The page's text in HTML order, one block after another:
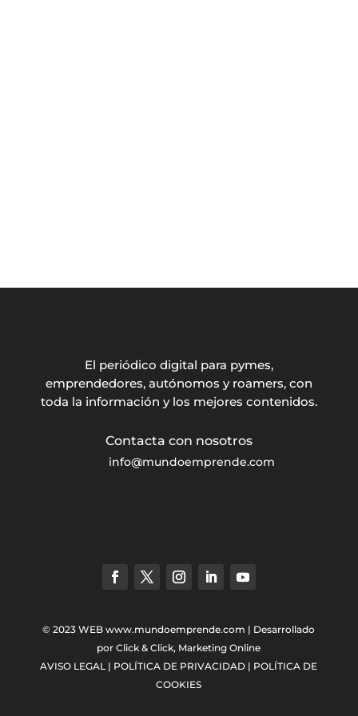
El periódico digital para pymes,
emprendedores, autónomos y roamers, con
toda la información y los mejores contenidos.
info@mundoemprende.com
© 2023 WEBwww.mundoemprende.com | Desarrollado
porClick & Click, Marketing Online
AVISO LEGAL | POLÍTICA DE PRIVACIDAD | POLÍTICA DE
COOKIES